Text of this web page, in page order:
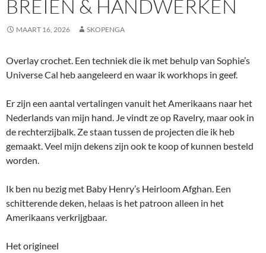
BREIEN & HANDWERKEN
MAART 16, 2026 SKOPENGA
Overlay crochet. Een techniek die ik met behulp van Sophie’s
Universe Cal heb aangeleerd en waar ik workhops in geef.
Er zijn een aantal vertalingen vanuit het Amerikaans naar het
Nederlands van mijn hand. Je vindt ze op Ravelry, maar ook in
de rechterzijbalk. Ze staan tussen de projecten die ik heb
gemaakt. Veel mijn dekens zijn ook te koop of kunnen besteld
worden.
Ik ben nu bezig met Baby Henry’s Heirloom Afghan. Een
schitterende deken, helaas is het patroon alleen in het
Amerikaans verkrijgbaar.
Het origineel